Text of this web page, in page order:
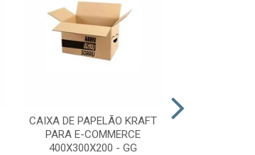
CAIXA DE PAPELÃO KRAFT
PARA E-COMMERCE
400X300X200 - GG